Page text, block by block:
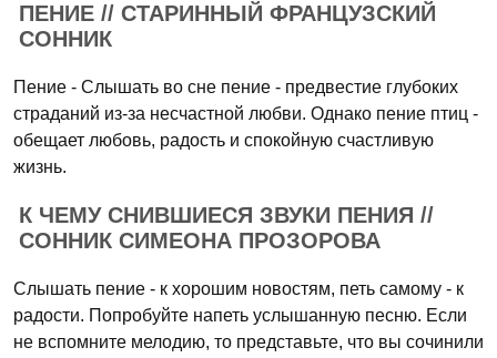
ПЕНИЕ // СТАРИННЫЙ ФРАНЦУЗСКИЙ
СОННИК
Пение - Слышать во сне пение - предвестие глубоких
страданий из-за несчастной любви. Однако пение птиц -
обещает любовь, радость и спокойную счастливую
жизнь.
К ЧЕМУ СНИВШИЕСЯ ЗВУКИ ПЕНИЯ //
СОННИК СИМЕОНА ПРОЗОРОВА
Слышать пение - к хорошим новостям, петь самому - к
радости. Попробуйте напеть услышанную песню. Если
не вспомните мелодию, то представьте, что вы сочинили